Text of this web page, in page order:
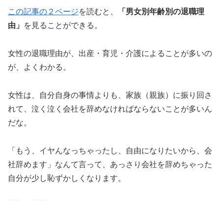
この記事の２ページを読むと、
「男女別年齢別の退職理
由」
を見ることができる。
女性の退職理由が、出産・育児・介護によることが多いの
が、よくわかる。
女性は、自分自身の事情よりも、家族（親族）に振り回さ
れて、泣く泣く会社を辞めなければならないことが多いん
だな。
「もう、イヤんなっちゃったし、自由になりたいから、会
社辞めます」なんて言って、あっさり会社を辞めちゃった
自分が少し恥ずかしくなります。